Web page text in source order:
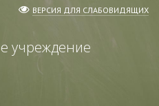
ВЕРСИЯ ДЛЯ СЛАБОВИДЯЩИХ
учреждение